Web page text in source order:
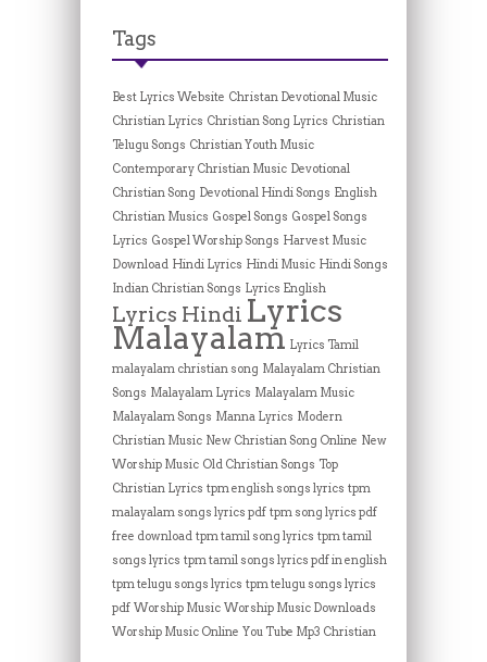
Tags
Best Lyrics Website Christan Devotional Music
Christian Lyrics Christian Song Lyrics Christian
Telugu Songs Christian Youth Music
Contemporary Christian Music Devotional
Christian Song Devotional Hindi Songs English
Christian Musics Gospel Songs Gospel Songs
Lyrics Gospel Worship Songs Harvest Music
Download Hindi Lyrics Hindi Music Hindi Songs
Indian Christian Songs Lyrics English
Lyrics Hindi Lyrics
Malayalam Lyrics Tamil
malayalam christian song Malayalam Christian
Songs Malayalam Lyrics Malayalam Music
Malayalam Songs Manna Lyrics Modern
Christian Music New Christian Song Online New
Worship Music Old Christian Songs Top
Christian Lyrics tpm english songs lyrics tpm
malayalam songs lyrics pdf tpm song lyrics pdf
free download tpm tamil song lyrics tpm tamil
songs lyrics tpm tamil songs lyrics pdf in english
tpm telugu songs lyrics tpm telugu songs lyrics
pdf Worship Music Worship Music Downloads
Worship Music Online You Tube Mp3 Christian